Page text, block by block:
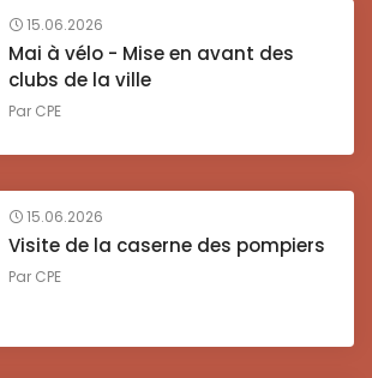
15.06.2026
Mai à vélo - Mise en avant des
clubs de la ville
Par CPE
15.06.2026
Visite de la caserne des pompiers
Par CPE